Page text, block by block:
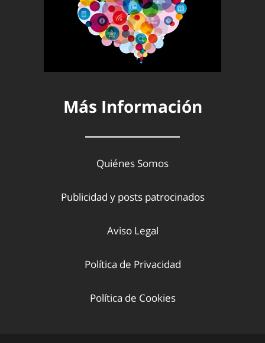
Más Información
Quiénes Somos
Publicidad y posts patrocinados
Aviso Legal
Política de Privacidad
Política de Cookies